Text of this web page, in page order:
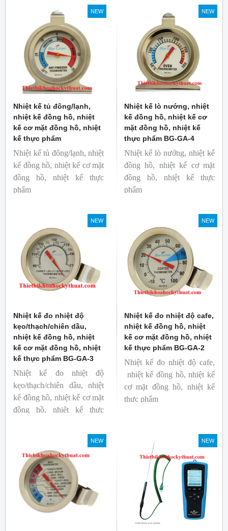
độ phát xạ nhanh và cố
định giúp người mới bắt
đầu sử dụng dễ dàng.
NEW
Nhiệt kế tủ đông/lạnh,
nhiệt kế đồng hồ, nhiệt
kế cơ mặt đồng hồ, nhiệt
kế thực phẩm
Nhiệt kế tủ đông/lạnh, nhiệt
kế đồng hồ, nhiệt kế cơ mặt
đồng hồ, nhiệt kế thực
phẩm
Thương hiệu: Blue Gizmo
NEW
Nhiệt kế lò nướng, nhiệt
kế đồng hồ, nhiệt kế cơ
mặt đồng hồ, nhiệt kế
thực phẩm BG-GA-4
Nhiệt kế lò nướng, nhiệt kế
đồng hồ, nhiệt kế cơ mặt
đồng hồ, nhiệt kế thực
phẩm
Thương hiệu: Blue Gizmo
NEW
Nhiệt kế đo nhiệt độ
kẹo/thạch/chiên dầu,
nhiệt kế đồng hồ, nhiệt
kế cơ mặt đồng hồ, nhiệt
kế thực phẩm BG-GA-3
Nhiệt kế đo nhiệt độ
kẹo/thạch/chiên dầu, nhiệt
kế đồng hồ, nhiệt kế cơ mặt
đồng hồ, nhiệt kế thực
Thương hiệu: Blue Gizmo
NEW
Nhiệt kế đo nhiệt độ cafe,
nhiệt kế đồng hồ, nhiệt
kế cơ mặt đồng hồ, nhiệt
kế thực phẩm BG-GA-2
Nhiệt kế đo nhiệt độ cafe,
nhiệt kế đồng hồ, nhiệt kế
cơ mặt đồng hồ, nhiệt kế
thực phẩm
NEW NEW